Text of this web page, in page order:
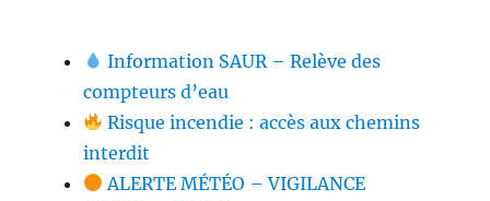
Information SAUR – Relève des
compteurs d’eau
Risque incendie : accès aux chemins
interdit
ALERTE MÉTÉO – VIGILANCE